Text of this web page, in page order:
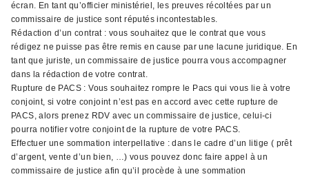
écran. En tant qu’officier ministériel, les preuves récoltées par un
commissaire de justice sont réputés incontestables.
Rédaction d’un contrat : vous souhaitez que le contrat que vous
rédigez ne puisse pas être remis en cause par une lacune juridique. En
tant que juriste, un commissaire de justice pourra vous accompagner
dans la rédaction de votre contrat.
Rupture de PACS : Vous souhaitez rompre le Pacs qui vous lie à votre
conjoint, si votre conjoint n’est pas en accord avec cette rupture de
PACS, alors prenez RDV avec un commissaire de justice, celui-ci
pourra notifier votre conjoint de la rupture de votre PACS.
Effectuer une sommation interpellative : dans le cadre d’un litige ( prêt
d’argent, vente d’un bien, …) vous pouvez donc faire appel à un
commissaire de justice afin qu’il procède à une sommation